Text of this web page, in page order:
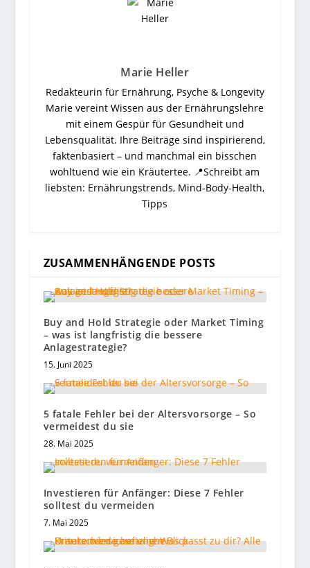
Marie Heller
Redakteurin für Ernährung, Psyche & Longevity
Marie vereint Wissen aus der Ernährungslehre
mit einem Gespür für Gesundheit und
Lebensqualität. Ihre Beiträge sind inspirierend,
faktenbasiert – und manchmal ein bisschen
wohltuend wie ein Kräutertee. 📍Schreibt am
liebsten: Ernährungstrends, Mind-Body-Health,
Tipps
ZUSAMMENHÄNGENDE POSTS
Buy and Hold Strategie oder Market Timing
– was ist langfristig die bessere
Anlagestrategie?
15. Juni 2025
5 fatale Fehler bei der Altersvorsorge – So
vermeidest du sie
28. Mai 2025
Investieren für Anfänger: Diese 7 Fehler
solltest du vermeiden
7. Mai 2025